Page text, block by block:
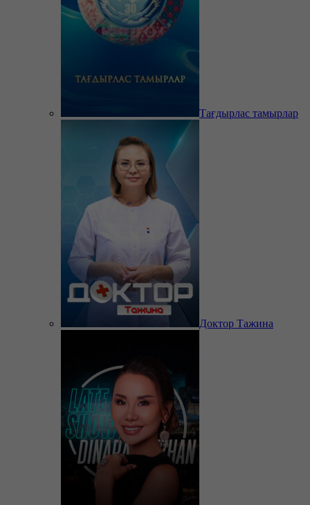
Тағдырлас тамырлар
Доктор Тажина